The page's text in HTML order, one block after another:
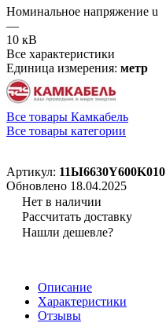
Номинальное напряжение u
—
10 кВ
Все характеристики
Единица измерения: метр
Все товары Камкабель
Все товары категории
Артикул: 11Ы6630Y600K010
Обновлено 18.04.2025
Нет в наличии
Рассчитать доставку
Нашли дешевле?
Описание
Характеристики
Отзывы